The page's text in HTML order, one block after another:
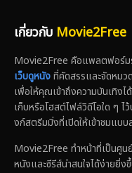
เกี่ยวกับ Movie2Free
Movie2Free คือแพลตฟอร์ม
เว็บดูหนังที่คัดสรรและจัดหมว
เพื่อให้คุณเข้าถึงความบันเทิงไ
เก็บหรือโฮสต์ไฟล์วิดีโอใด ๆ ไ
งก์สตรีมมิ่งที่เปิดให้เข้าชมแบ
Movie2Free ทำหน้าที่เป็นศู
หนังและซีรีส์น่าสนใจได้ง่ายยิ่